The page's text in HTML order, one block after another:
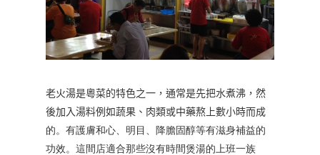
老火湯是粵菜的特色之一，通常是先把水煮沸，然
後加入湯料例如蔬果、肉類或中藥熬上數小時而成
的。有護膚和心、明目、降膽固醇等有滋身補益的
功效。這間店適合那些沒有時間煲湯的上班一族